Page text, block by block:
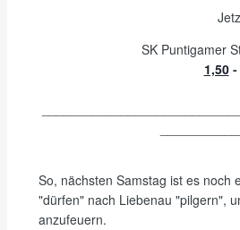
SK Puntigamer
1,50-
So, nächsten Samstag ist es noch
"dürfen" nach Liebenau "pilgern",
anzufeuern.